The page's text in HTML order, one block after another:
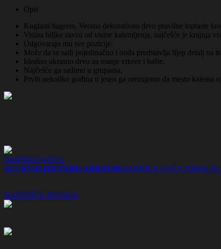
Opis
Kuglasti bagrem. Veoma dekorativno drvo pravilne loptaste
Visina biljke zavisi od visine kalemljenja, najčešće je krajnja
Odgovaraju mu sve pozicije.
Može da se sadi pojedinačno i onda predstavlja lijep detalj na
Idealno ukrasno drvo za manje vrtove i bašte.
Najčešće ga sadimo u grupama.
Prvih nekoliko godina u jesen ga orezujemo da mesto kalema
SADNICE VOĆA
BEZ KVALITETNIH I ZDRAVIH SADNICA VOĆA NEMA
NAJČEŠĆA PITANJA